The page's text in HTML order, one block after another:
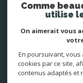
Comme
utilise
On aimerait vous
En poursuivant,
cookies par ce site,
contenus adaptés et